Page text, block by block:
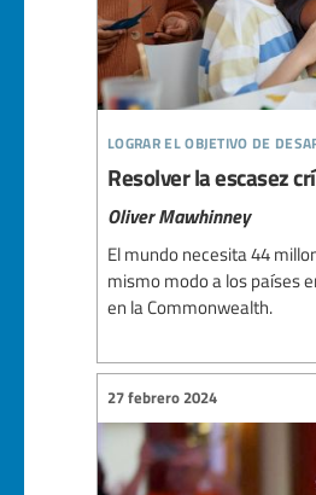
lograr el objetivo de
Resolver la escasez
Oliver Mawhinney
El mundo necesita 44
mismo modo a los países
en la Commonwealth.
27 febrero 2024